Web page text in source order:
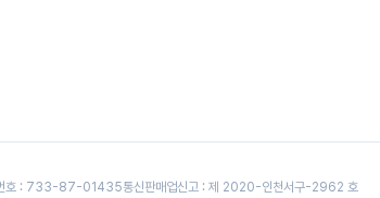
번호 : 733-87-01435통신판매업신고 : 제 2020-인천서구-2962 호